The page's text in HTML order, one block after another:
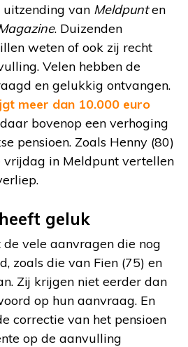
uitzending van Meldpunten
. Duizenden
weten of ook zij recht
Velen hebben de
en gelukkig ontvangen.
meer dan 10.000 euro
bovenop een verhoging
pensioen. Zoals Henny (80)
vrijdag in Meldpunt vertellen
geluk
vele aanvragen die nog
zoals die van Fien (75) en
Zij krijgen niet eerder dan
op hun aanvraag. En
correctie van het pensioen
op de aanvulling